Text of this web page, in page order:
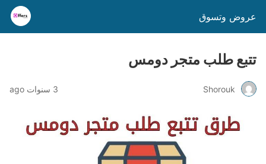
عروض وتسوق
تتبع طلب متجر دومس
Shorouk 3 سنوات ago